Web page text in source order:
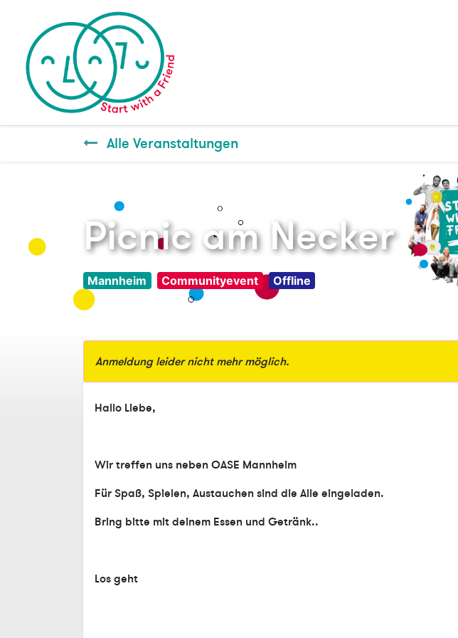
Alle Veranstaltungen
Picnic am Necker
Mannheim Communityevent Offline
Anmeldung leider nicht mehr möglich.
Hallo Liebe,
Wir treffen uns neben OASE Mannheim
Für Spaß, Spielen, Austauchen sind die Alle eingeladen.
Bring bitte mit deinem Essen und Getränk..
Los geht